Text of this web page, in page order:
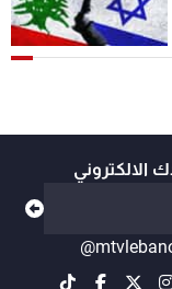
الالكتروني